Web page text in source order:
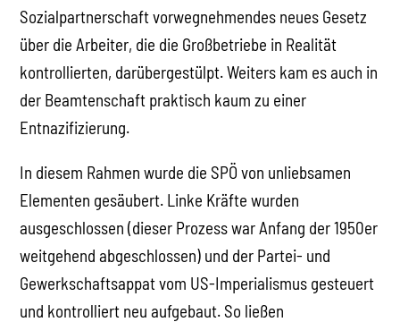
Sozialpartnerschaft vorwegnehmendes neues Gesetz
über die Arbeiter, die die Großbetriebe in Realität
kontrollierten, darübergestülpt. Weiters kam es auch in
der Beamtenschaft praktisch kaum zu einer
Entnazifizierung.
In diesem Rahmen wurde die SPÖ von unliebsamen
Elementen gesäubert. Linke Kräfte wurden
ausgeschlossen (dieser Prozess war Anfang der 1950er
weitgehend abgeschlossen) und der Partei- und
Gewerkschaftsappat vom US-Imperialismus gesteuert
und kontrolliert neu aufgebaut. So ließen